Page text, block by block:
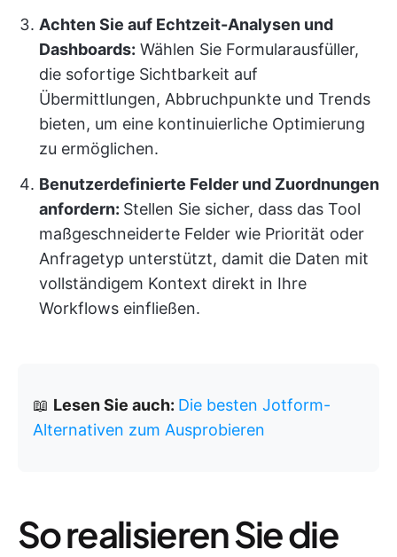
Achten Sie auf Echtzeit-Analysen und
Dashboards: Wählen Sie Formularausfüller,
die sofortige Sichtbarkeit auf
Übermittlungen, Abbruchpunkte und Trends
bieten, um eine kontinuierliche Optimierung
zu ermöglichen.
Benutzerdefinierte Felder und Zuordnungen
anfordern: Stellen Sie sicher, dass das Tool
maßgeschneiderte Felder wie Priorität oder
Anfragetyp unterstützt, damit die Daten mit
vollständigem Kontext direkt in Ihre
Workflows einfließen.
📖 Lesen Sie auch: Die besten Jotform-
Alternativen zum Ausprobieren
So realisieren Sie die